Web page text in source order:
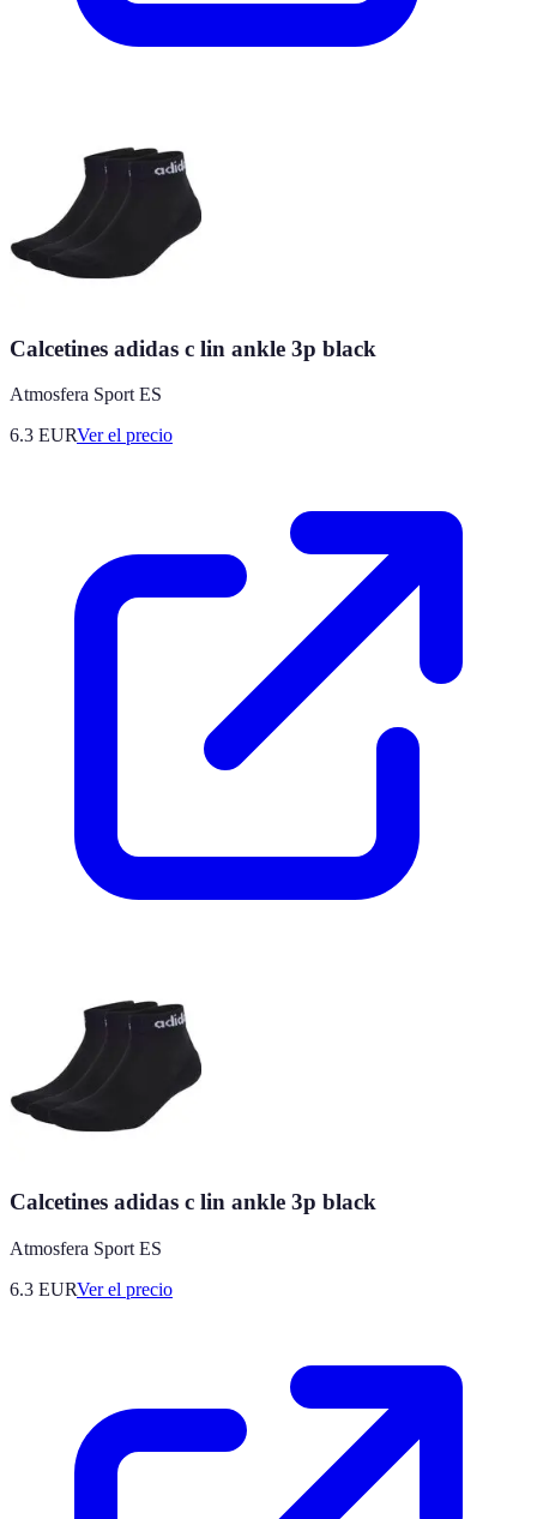
Calcetines adidas c lin ankle 3p black
Atmosfera Sport ES
6.3 EURVer el precio
Calcetines adidas c lin ankle 3p black
Atmosfera Sport ES
6.3 EURVer el precio